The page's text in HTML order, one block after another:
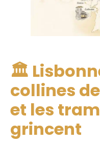
🏛️
collines
et les
grincent